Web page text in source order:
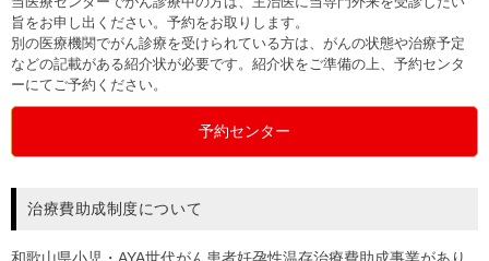
旨をお申し出ください。予約をお取りします。
別の医療機関でがん診療を受けられている方は、がんの状態や治療予定
などの記載がある紹介状が必要です。紹介状をご準備の上、予約センタ
ーにてご予約ください。
予約センター
治療費助成制度について